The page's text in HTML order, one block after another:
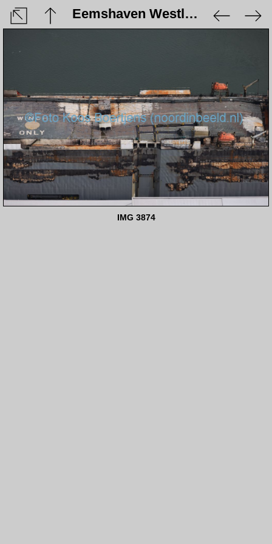
Eemshaven Westlob - 5 augustus 2023
IMG 3874